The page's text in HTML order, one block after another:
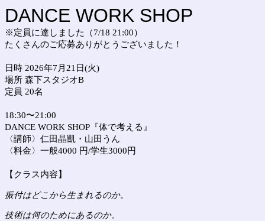
DANCE WORK SHOP
※定員に達しました（7/18 21:00）
たくさんのご応募ありがとうございました！
日時 2026年7月21日(火)
場所 森下スタジオB
定員 20名
18:30〜21:00
DANCE WORK SHOP『体で考える 』
〈講師〉仁田晶凱・山田うん
〈料金〉 一般4000 円/学生3000円
【クラス内容】
振付はどこから生まれるのか。
技術は何のためにあるのか。